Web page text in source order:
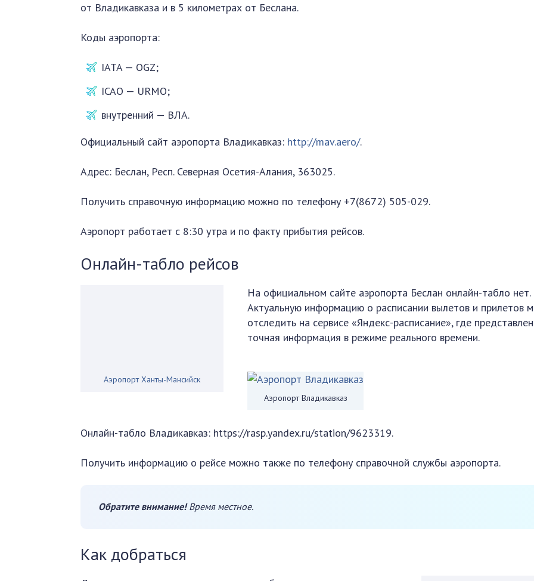
от Владикавказа и в 5 километрах от Беслана.
Коды аэропорта:
IATA — OGZ;
ICAO — URMO;
внутренний — ВЛА.
Официальный сайт аэропорта Владикавказ: http://mav.aero/.
Адрес: Беслан, Респ. Северная Осетия-Алания, 363025.
Получить справочную информацию можно по телефону +7(8672) 505-029.
Аэропорт работает с 8:30 утра и по факту прибытия рейсов.
Онлайн-табло рейсов
Аэропорт Ханты-Мансийск
На официальном сайте аэропорта Беслан онлайн-табло нет.
Актуальную информацию о расписании вылетов и прилетов
отследить на сервисе «Яндекс-расписание», где
точная информация в режиме реального времени.
Аэропорт Владикавказ
Онлайн-табло Владикавказ: https://rasp.yandex.ru/station/9623319.
Получить информацию о рейсе можно также по телефону справочной службы аэропорта.
Обратите внимание!Время местное.
Как добраться